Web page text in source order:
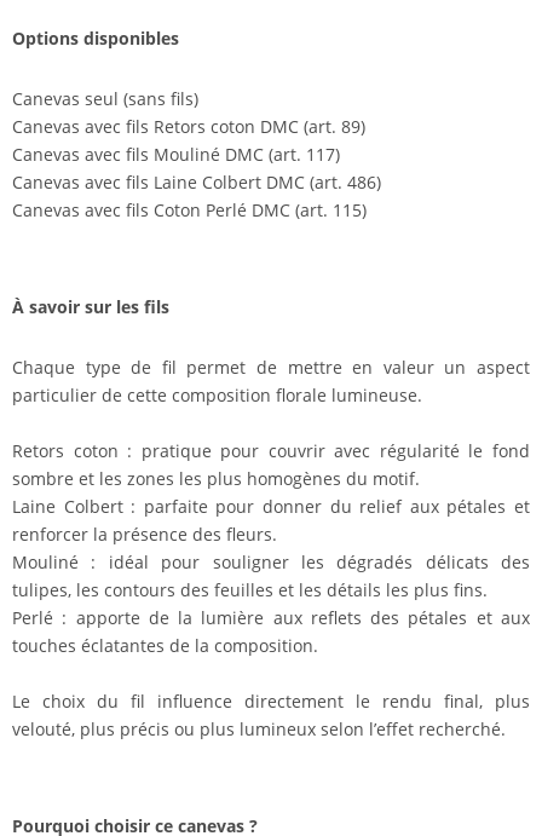
Options disponibles
Canevas seul (sans fils)
Canevas avec fils Retors coton DMC (art. 89)
Canevas avec fils Mouliné DMC (art. 117)
Canevas avec fils Laine Colbert DMC (art. 486)
Canevas avec fils Coton Perlé DMC (art. 115)
À savoir sur les fils
Chaque type de fil permet de mettre en valeur un aspect
particulier de cette composition florale lumineuse.
Retors coton : pratique pour couvrir avec régularité le fond
sombre et les zones les plus homogènes du motif.
Laine Colbert : parfaite pour donner du relief aux pétales et
renforcer la présence des fleurs.
Mouliné : idéal pour souligner les dégradés délicats des
tulipes, les contours des feuilles et les détails les plus fins.
Perlé : apporte de la lumière aux reflets des pétales et aux
touches éclatantes de la composition.
Le choix du fil influence directement le rendu final, plus
velouté, plus précis ou plus lumineux selon l’effet recherché.
Pourquoi choisir ce canevas ?